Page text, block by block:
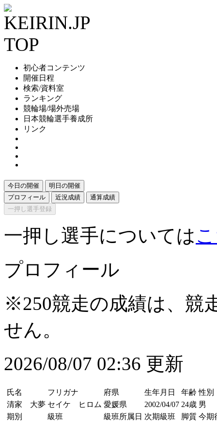
初心者コンテンツ
開催日程
検索/資料室
ランキング
競輪場/場外売場
日本競輪選手養成所
リンク
今日の開催
明日の開催
プロフィール
近況成績
通算成績
一押し選手登録
一押し選手については
プロフィール
※250競走の成績は、競
せん。
2026/08/07 02:36 更新
氏名 フリガナ 府県 生年月日 年齢 性別
清家 大夢 セイケ ヒロム 愛媛県 2002/04/07 24歳 男
期別
級班 級班所属日 次期級班 脚質 今期